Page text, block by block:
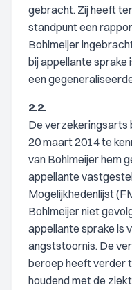
gebracht. Zij heeft
standpunt een
Bohlmeijer
bij appellante sprake
een
2.2.
De verzekeringsarts
20 maart 2014 te
van Bohlmeijer hem
appellante
Mogelijkhedenlijst
Bohlmeijer niet
appellante sprake is
angststoornis. De
beroep heeft verder
houdend met de